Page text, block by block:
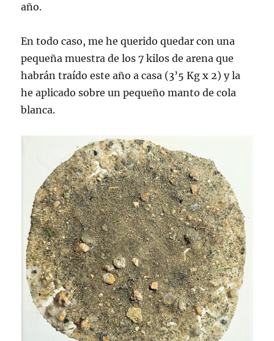
año.
En todo caso, me he querido quedar con una
pequeña muestra de los 7 kilos de arena que
habrán traído este año a casa (3’5 Kg x 2) y la
he aplicado sobre un pequeño manto de cola
blanca.